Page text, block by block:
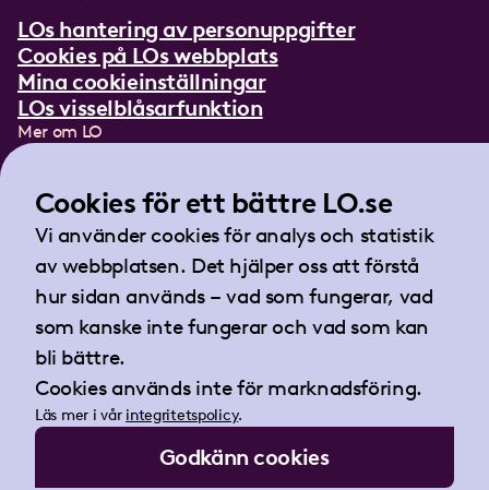
LOs hantering av personuppgifter
Cookies på LOs webbplats
Mina cookieinställningar
LOs visselblåsarfunktion
Mer om LO
Lättläst om LO
Teckenspråksfilm
Tidningen Arbetet
Landsorganisationen i Sverige
Barnhusgatan 18
105 53 Stockholm
Tel:08-796 25 00
Fax:08-796 25 17
E-post:info@lo.se
Org.nr 802001-9769
Cookies för ett bättre LO.se
Vi använder cookies för analys och statistik
av webbplatsen. Det hjälper oss att förstå
hur sidan används – vad som fungerar, vad
som kanske inte fungerar och vad som kan
bli bättre.
Cookies används inte för marknadsföring.
Läs mer i vår integritetspolicy.
Godkänn cookies